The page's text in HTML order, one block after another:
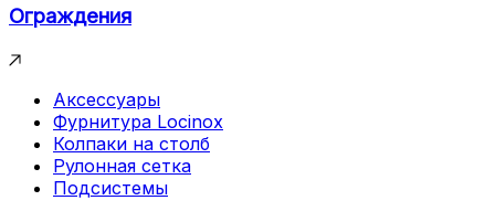
Ограждения
Аксессуары
Фурнитура Locinox
Колпаки на столб
Рулонная сетка
Подсистемы